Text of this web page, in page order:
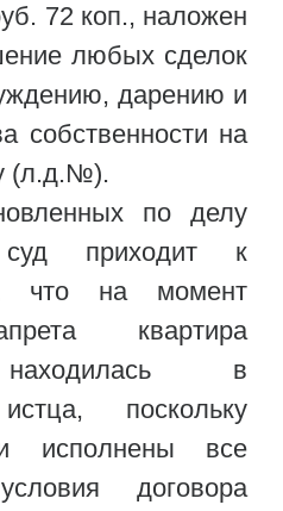
72 коп., наложен
любых сделок
дарению и
собственности на
(л.д.№).
по делу
суд приходит к
что на момент
квартира
в
поскольку
исполнены все
договора